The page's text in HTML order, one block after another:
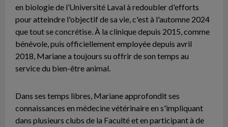
en biologie de l’Université Laval à redoubler d'efforts
pour atteindre l'objectif de sa vie, c'est à l'automne 2024
que tout se concrétise. À la clinique depuis 2015, comme
bénévole, puis officiellement employée depuis avril
2018, Mariane a toujours su offrir de son temps au
service du bien-être animal.
Dans ses temps libres, Mariane approfondit ses
connaissances en médecine vétérinaire en s'impliquant
dans plusieurs clubs de la Faculté et en participant à de